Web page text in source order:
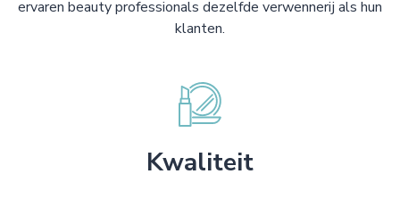
ervaren beauty professionals dezelfde verwennerij als hun
klanten.
Kwaliteit